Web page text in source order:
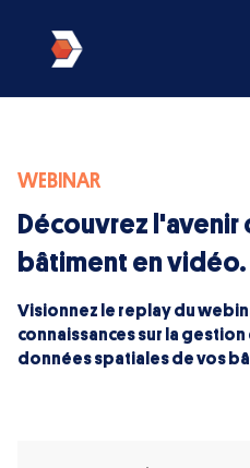
WEBINAR
Découvrez l'avenir
bâtiment en vidéo.
Visionnez le replay du
connaissances sur la
données spatiales de vos